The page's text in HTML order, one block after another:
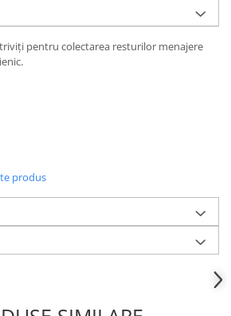
pentru colectarea resturilor menajere
produs